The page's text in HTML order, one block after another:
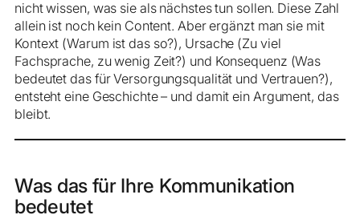
nicht wissen, was sie als nächstes tun sollen. Diese Zahl
allein ist noch kein Content. Aber ergänzt man sie mit
Kontext (Warum ist das so?), Ursache (Zu viel
Fachsprache, zu wenig Zeit?) und Konsequenz (Was
bedeutet das für Versorgungsqualität und Vertrauen?),
entsteht eine Geschichte – und damit ein Argument, das
bleibt.
Was das für Ihre Kommunikation
bedeutet